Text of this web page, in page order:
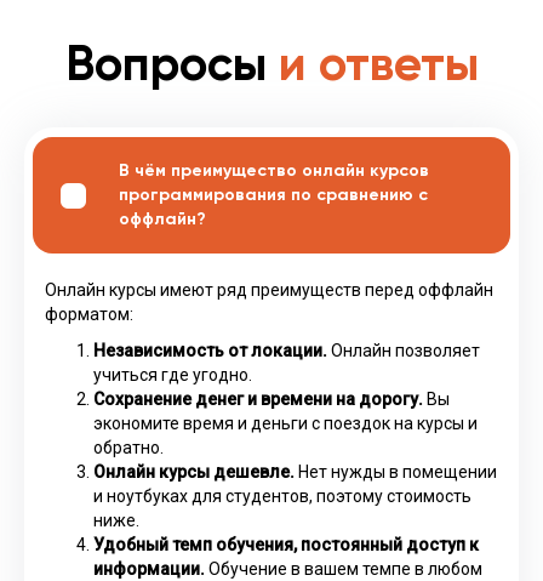
Вопросы и ответы
В чём преимущество онлайн курсов
программирования по сравнению с
оффлайн?
Онлайн курсы имеют ряд преимуществ перед оффлайн
форматом:
Независимость от локации. Онлайн позволяет
учиться где угодно.
Сохранение денег и времени на дорогу. Вы
экономите время и деньги с поездок на курсы и
обратно.
Онлайн курсы дешевле. Нет нужды в помещении
и ноутбуках для студентов, поэтому стоимость
ниже.
Удобный темп обучения, постоянный доступ к
информации. Обучение в вашем темпе в любом